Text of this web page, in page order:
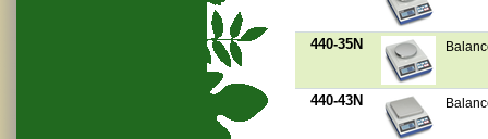
440-35N
440-43N